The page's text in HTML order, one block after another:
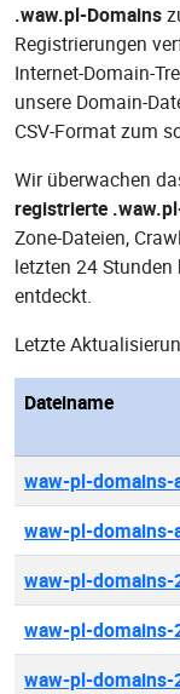
.waw.pl-Domains
Registrierungen
Internet-Domain-
unsere Domain-
CSV-Format zum
Wir überwachen
registrierte
Zone-Dateien,
letzten 24 Stunden
entdeckt.
Letzte
Dateiname
waw-pl-domains-
waw-pl-domains-
waw-pl-
waw-pl-
waw-pl-